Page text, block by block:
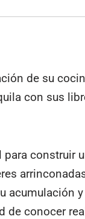
de su
con sus
para construir
acumulación y
de conocer